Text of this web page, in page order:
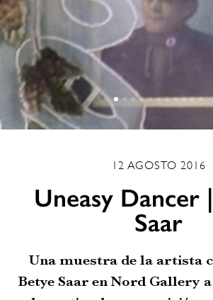
12 AGOSTO 2016
Uneasy Dancer
Saar
Una muestra de la artista
Betye Saar en Nord Gallery